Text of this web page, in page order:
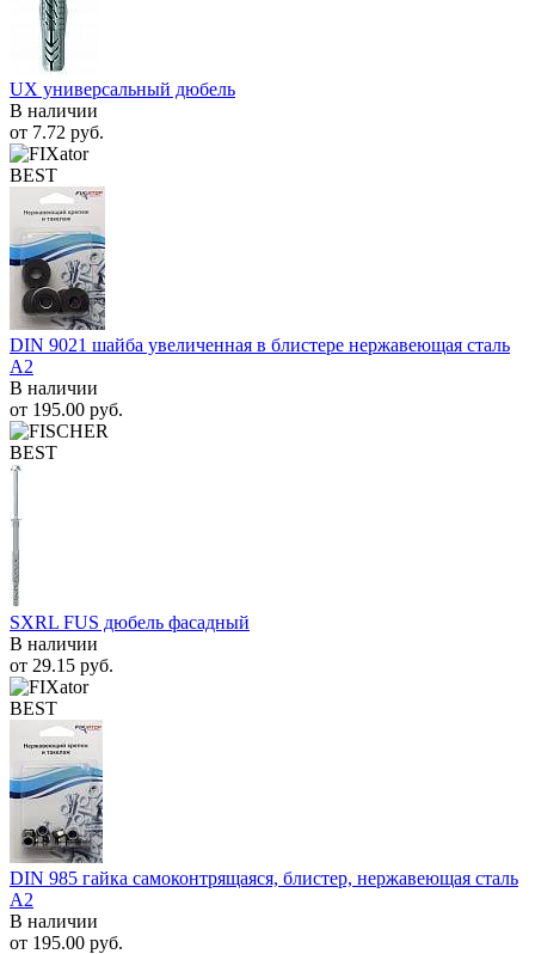
UX универсальный дюбель
В наличии
от 7.72 руб.
BEST
DIN 9021 шайба увеличенная в блистере нержавеющая сталь
A2
В наличии
от 195.00 руб.
BEST
SXRL FUS дюбель фасадный
В наличии
от 29.15 руб.
BEST
DIN 985 гайка самоконтрящаяся, блистер, нержавеющая сталь
A2
В наличии
от 195.00 руб.